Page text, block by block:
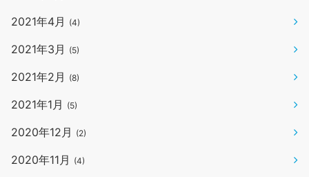
2021年4月 (4)
2021年3月 (5)
2021年2月 (8)
2021年1月 (5)
2020年12月 (2)
2020年11月 (4)